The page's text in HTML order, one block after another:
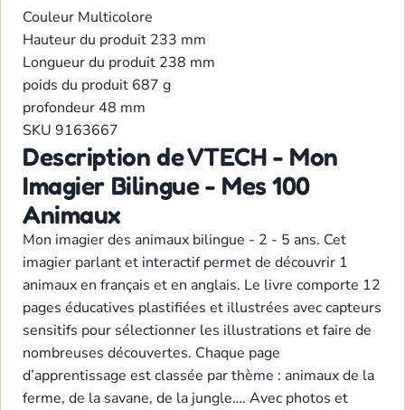
Couleur Multicolore
Hauteur du produit 233 mm
Longueur du produit 238 mm
poids du produit 687 g
profondeur 48 mm
SKU 9163667
Description de VTECH - Mon
Imagier Bilingue - Mes 100
Animaux
Mon imagier des animaux bilingue - 2 - 5 ans. Cet
imagier parlant et interactif permet de découvrir 1
animaux en français et en anglais. Le livre comporte 12
pages éducatives plastifiées et illustrées avec capteurs
sensitifs pour sélectionner les illustrations et faire de
nombreuses découvertes. Chaque page
d’apprentissage est classée par thème : animaux de la
ferme, de la savane, de la jungle…. Avec photos et